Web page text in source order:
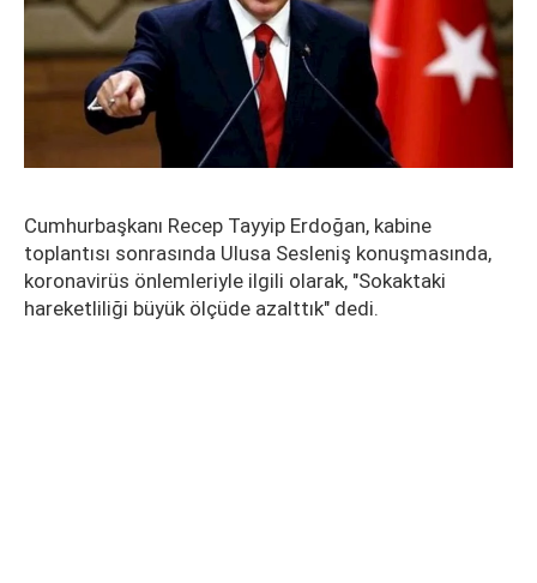
Cumhurbaşkanı Recep Tayyip Erdoğan, kabine
toplantısı sonrasında Ulusa Sesleniş konuşmasında,
koronavirüs önlemleriyle ilgili olarak, "Sokaktaki
hareketliliği büyük ölçüde azalttık" dedi.